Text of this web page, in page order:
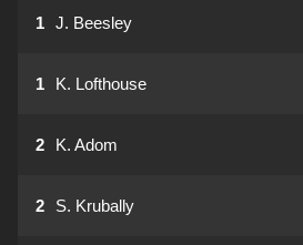
1 J. Beesley
1 K. Lofthouse
2 K. Adom
2 S. Krubally